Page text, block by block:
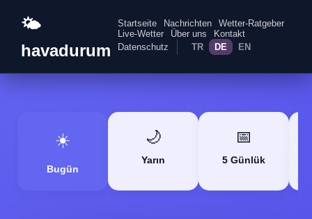
🌤️
havadurum
Startseite Nachrichten
Wetter-Ratgeber
Live-Wetter
Über uns
Kontakt
Datenschutz
TR DE EN
☀️
Bugün
🌙
Yarın
📅
5 Günlük